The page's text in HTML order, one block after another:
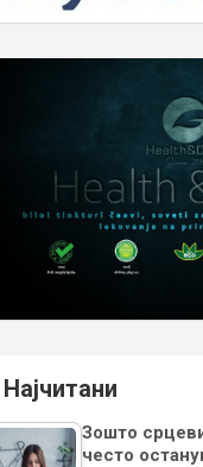
Најчитани
Зошто
често